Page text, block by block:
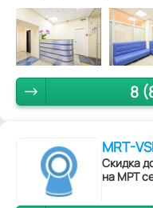
8
MRT-
Скидка
на МРТ